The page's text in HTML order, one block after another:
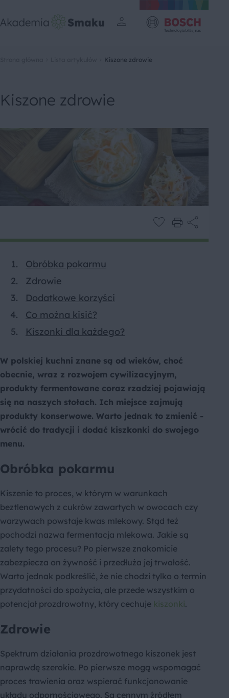
Kiszone zdrowie
Kiszone zdrowie
Obróbka pokarmu
Zdrowie
Dodatkowe korzyści
Co można kisić?
Kiszonki dla każdego?
W polskiej kuchni znane są od wieków, choć
obecnie, wraz z rozwojem cywilizacyjnym,
produkty fermentowane coraz rzadziej pojawiają
się na naszych stołach. Ich miejsce zajmują
produkty konserwowe. Warto jednak to zmienić -
wrócić do tradycji i dodać kiszkonki do swojego
menu.
Obróbka pokarmu
Kiszenie to proces, w którym w warunkach
beztlenowych z cukrów zawartych w owocach czy
warzywach powstaje kwas mlekowy. Stąd też
pochodzi nazwa fermentacja mlekowa. Jakie są
zalety tego procesu? Po pierwsze znakomicie
zabezpiecza on żywność i przedłuża jej trwałość.
Warto jednak podkreślić, że nie chodzi tylko o termin
przydatności do spożycia, ale przede wszystkim o
potencjał prozdrowotny, który cechuje kiszonki.
Zdrowie
Spektrum działania prozdrowotnego kiszonek jest
naprawdę szerokie. Po pierwsze mogą wspomagać
proces trawienia oraz wspierać funkcjonowanie
układu odpornościowego. Są cennym źródłem